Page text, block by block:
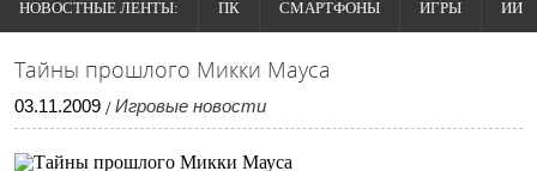
НОВОСТНЫЕ ЛЕНТЫ: ПК СМАРТФОНЫ ИГРЫ ИИ
Тайны прошлого Микки Мауса
03.11.2009 / Игровые новости